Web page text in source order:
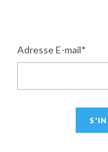
Adresse E-mail*